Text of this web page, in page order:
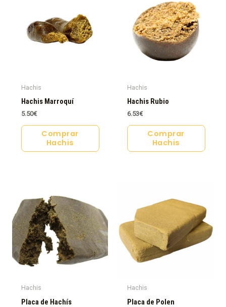
Hachis
Hachis Marroquí
5.50€
Comprar
Hachis
Hachis
Hachis Rubio
6.53€
Comprar
Hachis
Hachis
Placa de Hachís
Hachis
Placa de Polen